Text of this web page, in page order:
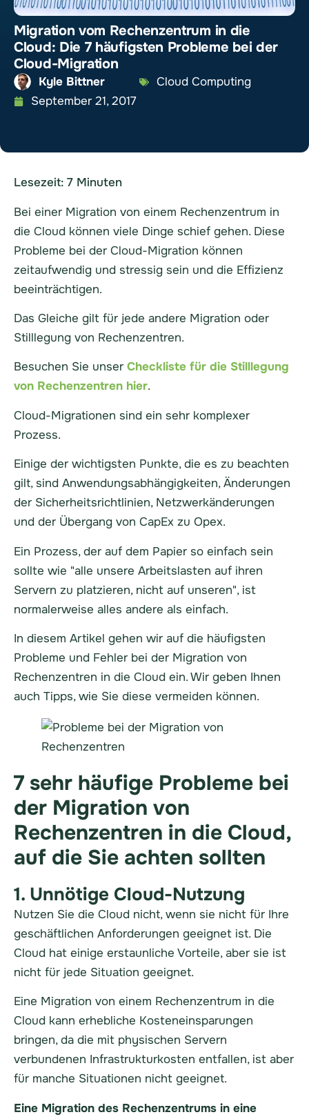
Migration vom Rechenzentrum in die
Cloud: Die 7 häufigsten Probleme bei der
Cloud-Migration
Kyle Bittner
Cloud Computing
September 21, 2017
Lesezeit: 7 Minuten
Bei einer Migration von einem Rechenzentrum in
die Cloud können viele Dinge schief gehen. Diese
Probleme bei der Cloud-Migration können
zeitaufwendig und stressig sein und die Effizienz
beeinträchtigen.
Das Gleiche gilt für jede andere Migration oder
Stilllegung von Rechenzentren.
Besuchen Sie unser Checkliste für die Stilllegung
von Rechenzentren hier.
Cloud-Migrationen sind ein sehr komplexer
Prozess.
Einige der wichtigsten Punkte, die es zu beachten
gilt, sind Anwendungsabhängigkeiten, Änderungen
der Sicherheitsrichtlinien, Netzwerkänderungen
und der Übergang von CapEx zu Opex.
Ein Prozess, der auf dem Papier so einfach sein
sollte wie "alle unsere Arbeitslasten auf ihren
Servern zu platzieren, nicht auf unseren", ist
normalerweise alles andere als einfach.
In diesem Artikel gehen wir auf die häufigsten
Probleme und Fehler bei der Migration von
Rechenzentren in die Cloud ein. Wir geben Ihnen
auch Tipps, wie Sie diese vermeiden können.
7 sehr häufige Probleme bei
der Migration von
Rechenzentren in die Cloud,
auf die Sie achten sollten
1. Unnötige Cloud-Nutzung
Nutzen Sie die Cloud nicht, wenn sie nicht für Ihre
geschäftlichen Anforderungen geeignet ist. Die
Cloud hat einige erstaunliche Vorteile, aber sie ist
nicht für jede Situation geeignet.
Eine Migration von einem Rechenzentrum in die
Cloud kann erhebliche Kosteneinsparungen
bringen, da die mit physischen Servern
verbundenen Infrastrukturkosten entfallen, ist aber
für manche Situationen nicht geeignet.
Eine Migration des Rechenzentrums in eine